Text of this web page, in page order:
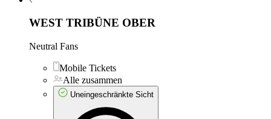
WEST TRIBÜNE OBER
Neutral Fans
Mobile Tickets
Alle zusammen
Uneingeschränkte Sicht